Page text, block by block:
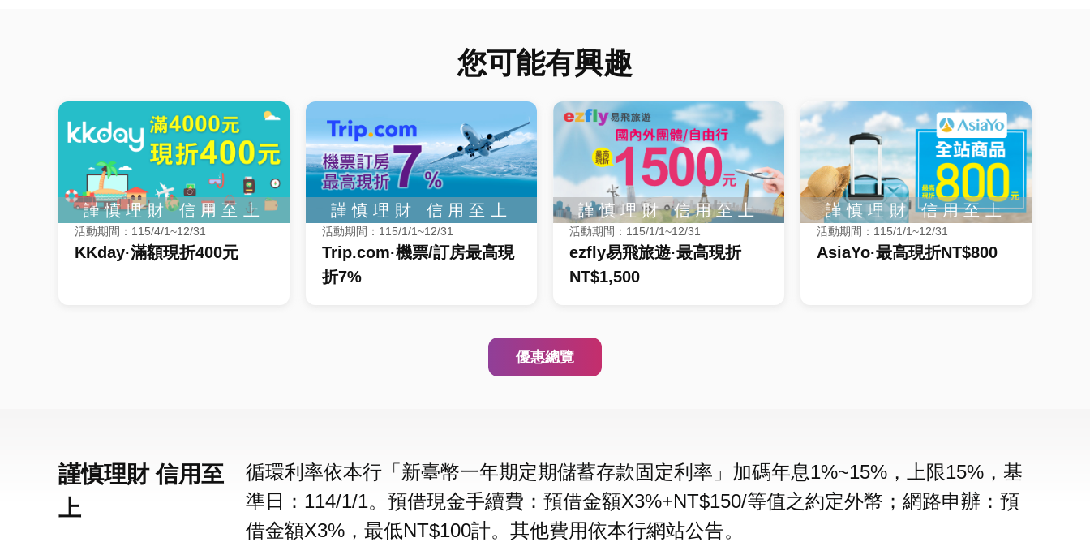
您可能有興趣
活動期間：115/4/1~12/31
KKday·滿額現折400元
活動期間：115/1/1~12/31
Trip.com·機票/訂房最高現
折7%
活動期間：115/1/1~12/31
ezfly易飛旅遊·最高現折
NT$1,500
活動期間：115/1/1~12/31
AsiaYo·最高現折NT$800
優惠總覽
謹慎理財 信用至
上
循環利率依本行「新臺幣一年期定期儲蓄存款固定利率」加碼年息1%~15%，上限15%，基
準日：114/1/1。預借現金手續費：預借金額X3%+NT$150/等值之約定外幣；網路申辦：預
借金額X3%，最低NT$100計。其他費用依本行網站公告。